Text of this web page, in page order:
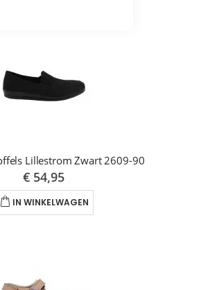
Lillestrom Zwart 2609-90
€ 54,95
IN WINKELWAGEN